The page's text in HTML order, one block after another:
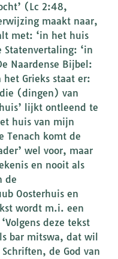
(Lc 2:48,
maakt naar,
met: ‘in het huis
Statenvertaling: ‘in
Naardense Bijbel:
Grieks staat er:
die (dingen) van
lijkt ontleend te
huis van mijn
Tenach komt de
wel voor, maar
en nooit als
de
Oosterhuis en
wordt m.i. een
deze tekst
bar mitswa, dat wil
de God van